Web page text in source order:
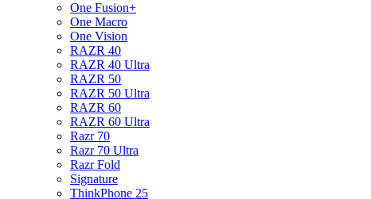
One Fusion+
One Macro
One Vision
RAZR 40
RAZR 40 Ultra
RAZR 50
RAZR 50 Ultra
RAZR 60
RAZR 60 Ultra
Razr 70
Razr 70 Ultra
Razr Fold
Signature
ThinkPhone 25